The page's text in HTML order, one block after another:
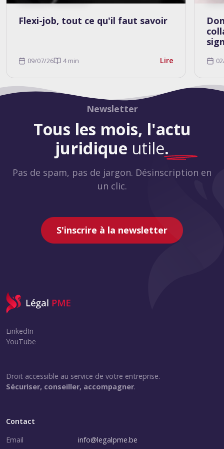
Flexi-job, tout ce qu'il faut savoir
09/07/26 4 min Lire
Newsletter
Tous les mois, l'actu
juridique utile.
Pas de spam, pas de jargon. Désinscription en
un clic.
S'inscrire à la newsletter
LinkedIn
YouTube
Droit accessible au service de votre entreprise.
Sécuriser, conseiller, accompagner.
Contact
Email
info@legalpme.be